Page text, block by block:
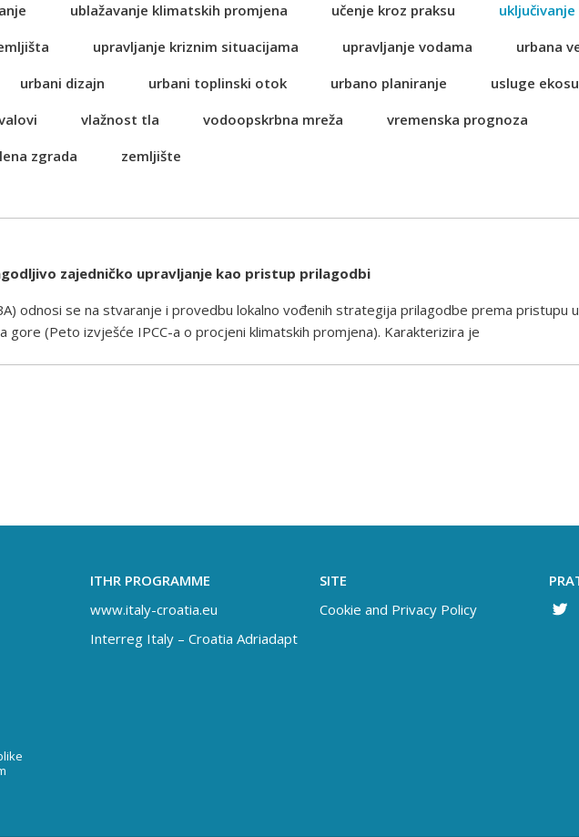
ublažavanje klimatskih promjena učenje kroz praksu
upravljanje kriznim situacijama upravljanje vodama
urbana
urbani dizajn urbani toplinski otok urbano planiranje
usluge
vlažnost tla vodoopskrbna mreža
vremenska prognoza
zgrada zemljište
zajedničko upravljanje kao pristup prilagodbi
odnosi se na stvaranje i provedbu lokalno vođenih strategija prilagodbe prema pristupu
gore (Peto izvješće IPCC-a o procjeni klimatskih promjena). Karakterizira je
ITHR PROGRAMME
www.italy-croatia.eu
Interreg Italy – Croatia Adriadapt
SITE
Cookie and Privacy Policy